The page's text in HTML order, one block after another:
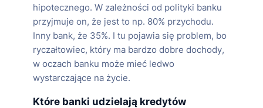
hipotecznego. W zależności od polityki banku
przyjmuje on, że jest to np. 80% przychodu.
Inny bank, że 35%. I tu pojawia się problem, bo
ryczałtowiec, który ma bardzo dobre dochody,
w oczach banku może mieć ledwo
wystarczające na życie.
Które banki udzielają kredytów